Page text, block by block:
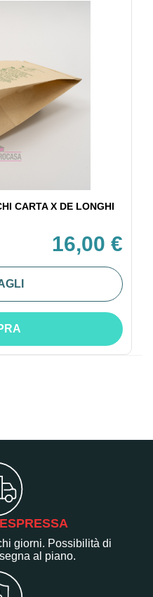
CARTA X DE LONGHI
16,00 €
giorni. Possibilità di
al piano.